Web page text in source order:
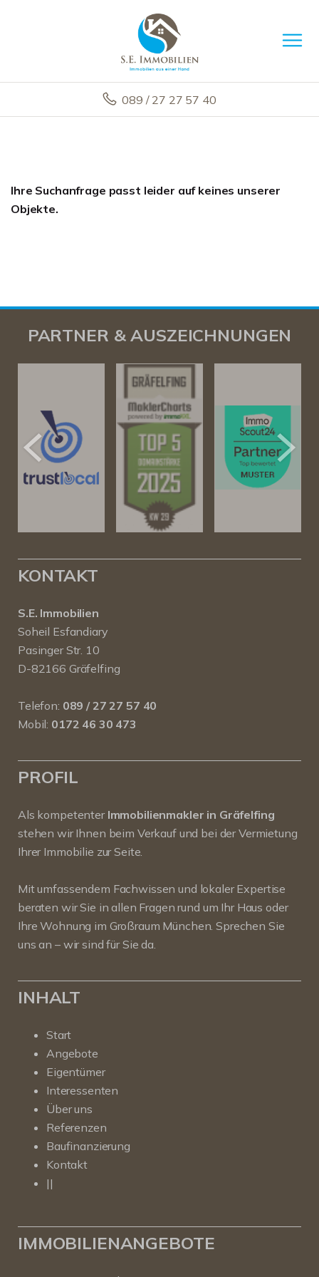
089 / 27 27 57 40
Ihre Suchanfrage passt leider auf keines unserer
Objekte.
PARTNER & AUSZEICHNUNGEN
KONTAKT
S.E. Immobilien
Soheil Esfandiary
Pasinger Str. 10
D-82166 Gräfelfing
Telefon: 089 / 27 27 57 40
Mobil: 0172 46 30 473
PROFIL
Als kompetenter Immobilienmakler in Gräfelfing
stehen wir Ihnen beim Verkauf und bei der Vermietung
Ihrer Immobilie zur Seite.
Mit umfassendem Fachwissen und lokaler Expertise
beraten wir Sie in allen Fragen rund um Ihr Haus oder
Ihre Wohnung im Großraum München. Sprechen Sie
uns an – wir sind für Sie da.
INHALT
Start
Angebote
Eigentümer
Interessenten
Über uns
Referenzen
Baufinanzierung
Kontakt
||
IMMOBILIENANGEBOTE